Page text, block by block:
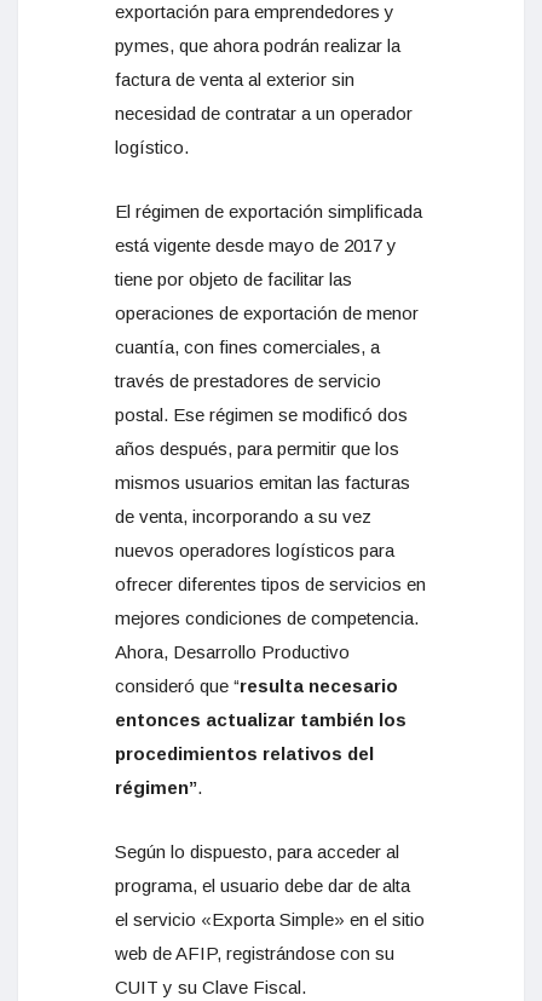
exportación para emprendedores y
pymes, que ahora podrán realizar la
factura de venta al exterior sin
necesidad de contratar a un operador
logístico.
El régimen de exportación simplificada
está vigente desde mayo de 2017 y
tiene por objeto de facilitar las
operaciones de exportación de menor
cuantía, con fines comerciales, a
través de prestadores de servicio
postal. Ese régimen se modificó dos
años después, para permitir que los
mismos usuarios emitan las facturas
de venta, incorporando a su vez
nuevos operadores logísticos para
ofrecer diferentes tipos de servicios en
mejores condiciones de competencia.
Ahora, Desarrollo Productivo
consideró que “resulta necesario
entonces actualizar también los
procedimientos relativos del
régimen”.
Según lo dispuesto, para acceder al
programa, el usuario debe dar de alta
el servicio «Exporta Simple» en el sitio
web de AFIP, registrándose con su
CUIT y su Clave Fiscal.